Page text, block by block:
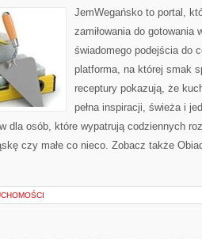
JemWegańsko to portal,
zamiłowania do gotowania
świadomego podejścia do
platforma, na której smak
receptury pokazują, że
pełna inspiracji, świeża i
dla osób, które wypatrują codziennych
czy małe co nieco. Zobacz także